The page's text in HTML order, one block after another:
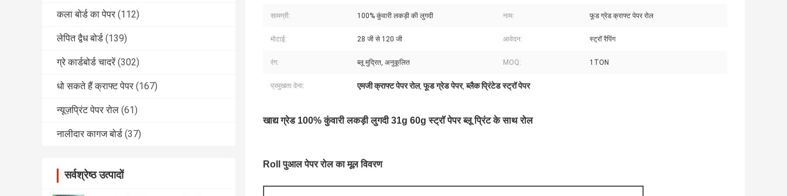
कला बोर्ड का पेपर (112)
लेपित द्वैध बोर्ड (139)
ग्रे कार्डबोर्ड चादरें (302)
धो सकते हैं क्राफ्ट पेपर (167)
न्यूज़प्रिंट पेपर रोल (61)
नालीदार कागज बोर्ड (37)
सर्वश्रेष्ठ उत्पादों
सामग्री: 100% कुंवारी लकड़ी की लुगदी नाम: फूड ग्रेड क्राफ्ट पेपर रोल
मोटाई: 28 जी से 120 जी आवेदन: स्ट्रॉ रैपिंग
रंग: ब्लू मुद्रित, अनुकूलित MOQ: 1TON
प्रमुखता देना: एमजी क्राफ्ट पेपर रोल,फूड ग्रेड पेपर,ब्लैक प्रिंटेड स्ट्रॉ पेपर
खाद्य ग्रेड 100% कुंवारी लकड़ी लुगदी 31g 60g स्ट्रॉ पेपर ब्लू प्रिंट के साथ रोल
Roll पुआल पेपर रोल का मूल विवरण